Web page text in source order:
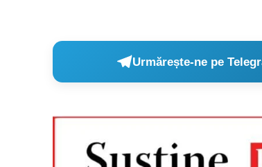
Urmărește-ne pe